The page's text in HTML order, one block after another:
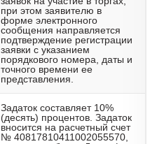
при этом заявителю в
форме электронного
сообщения направляется
подтверждение регистрации
заявки с указанием
порядкового номера, даты и
точного времени ее
представления.
Задаток составляет 10%
(десять) процентов. Задаток
вносится на расчетный счет
№ 40817810411002055570,